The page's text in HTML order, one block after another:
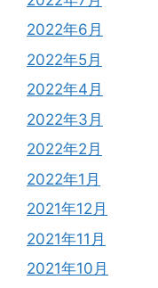
2022年6月
2022年5月
2022年4月
2022年3月
2022年2月
2022年1月
2021年12月
2021年11月
2021年10月